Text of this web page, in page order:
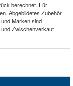
berechnet. Für
Abgebildetes Zubehör
Marken sind
Zwischenverkauf